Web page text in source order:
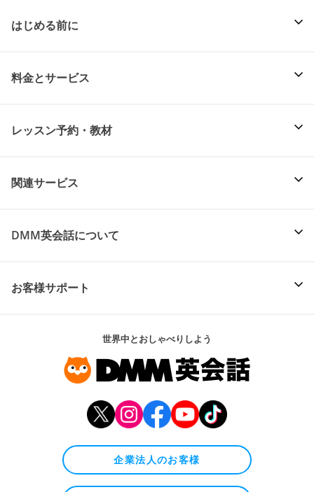
はじめる前に
料金とサービス
レッスン予約・教材
関連サービス
DMM英会話について
お客様サポート
世界中とおしゃべりしよう
企業法人のお客様